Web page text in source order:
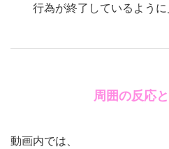
行為が終了しているように
周囲の反応
動画内では、